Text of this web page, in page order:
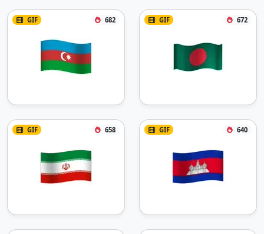
GIF 682 GIF 672
GIF 658 GIF 640